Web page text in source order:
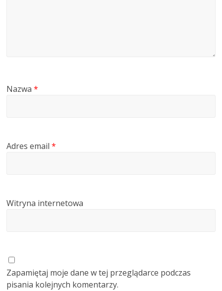
Nazwa*
Adres email*
Witryna internetowa
Zapamiętaj moje dane w tej przeglądarce podczas
pisania kolejnych komentarzy.